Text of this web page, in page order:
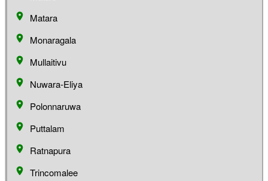
Matara
Monaragala
Mullaitivu
Nuwara-Eliya
Polonnaruwa
Puttalam
Ratnapura
Trincomalee